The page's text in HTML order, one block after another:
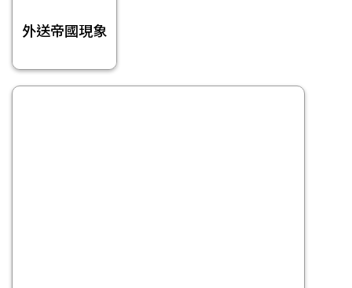
外送帝國現象